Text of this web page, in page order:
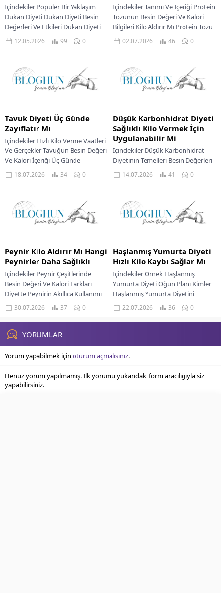
İçindekiler Popüler Bir Yaklaşım
Dukan Diyeti Dukan Diyeti Besin
Değerleri Ve Etkileri Dukan Diyeti
Evreleri Ve Sürdürülebilirlik Dukan
Diyeti İçin...
12.05.2026 99 0
İçindekiler Tanımı Ve İçeriği Protein
Tozunun Besin Değeri Ve Kalori
Bilgileri Kilo Aldırır Mı Protein Tozu
Kas Gelişimi İçin Protein...
02.07.2026 46 0
Tavuk Diyeti Üç Günde
Zayıflatır Mı
İçindekiler Hızlı Kilo Verme Vaatleri
Ve Gerçekler Tavuğun Besin Değeri
Ve Kalori İçeriği Üç Günde
Zayıflama Mümkün Mü
Sürdürülebilir Kilo...
18.07.2026 34 0
Düşük Karbonhidrat Diyeti
Sağlıklı Kilo Vermek İçin
Uygulanabilir Mi
İçindekiler Düşük Karbonhidrat
Diyetinin Temelleri Besin Değerleri
Ve Kalori Bilgileri Kilo Kaybı
Mekanizması Düşük Karbonhidrat
Karbonhidrat Diyeti...
14.07.2026 41 0
Peynir Kilo Aldırır Mı Hangi
Peynirler Daha Sağlıklı
İçindekiler Peynir Çeşitlerinde
Besin Değeri Ve Kalori Farkları
Diyette Peynirin Akıllıca Kullanımı
Sağlıklı Bir Günlük Öğün Listesinde
Peynir Peynir Tüketimine...
30.07.2026 37 0
Haşlanmış Yumurta Diyeti
Hızlı Kilo Kaybı Sağlar Mı
İçindekiler Örnek Haşlanmış
Yumurta Diyeti Öğün Planı Kimler
Haşlanmış Yumurta Diyetini
Uygulamamalıdır Pek çok kişi, hızlı
sonuçlar vaat eden diyet...
22.07.2026 36 0
YORUMLAR
Yorum yapabilmek için oturum açmalısınız.
Henüz yorum yapılmamış. İlk yorumu yukarıdaki form aracılığıyla siz
yapabilirsiniz.